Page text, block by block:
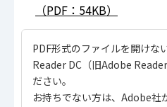
（PDF：54KB）
PDF形式のファイルを開け
Reader DC（旧Adobe
ださい。
お持ちでない方は、Adobe社